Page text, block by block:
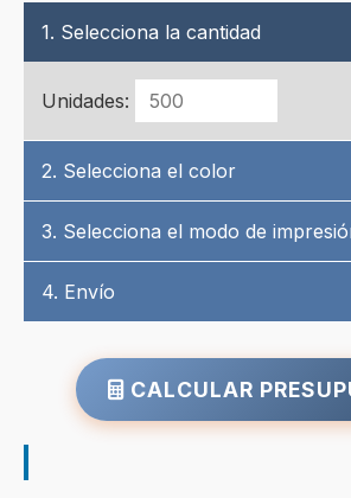
1. Selecciona la cantidad
Unidades:
2. Selecciona el color
3. Selecciona el modo de
4. Envío
CALCULAR